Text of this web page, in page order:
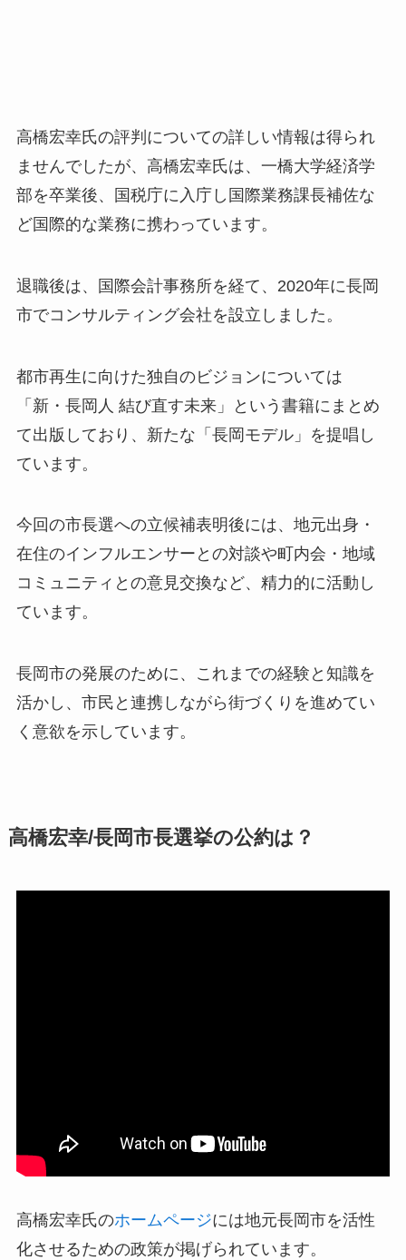
高橋宏幸氏の評判についての詳しい情報は得られ
ませんでしたが、高橋宏幸氏は、一橋大学経済学
部を卒業後、国税庁に入庁し国際業務課長補佐な
ど国際的な業務に携わっています。
退職後は、国際会計事務所を経て、2020年に長岡
市でコンサルティング会社を設立しました。
都市再生に向けた独自のビジョンについては
「新・長岡人 結び直す未来」という書籍にまとめ
て出版しており、新たな「長岡モデル」を提唱し
ています。
今回の市長選への立候補表明後には、地元出身・
在住のインフルエンサーとの対談や町内会・地域
コミュニティとの意見交換など、精力的に活動し
ています。
長岡市の発展のために、これまでの経験と知識を
活かし、市民と連携しながら街づくりを進めてい
く意欲を示しています。
高橋宏幸/長岡市長選挙の公約は？
高橋宏幸氏のホームページには地元長岡市を活性
化させるための政策が掲げられています。